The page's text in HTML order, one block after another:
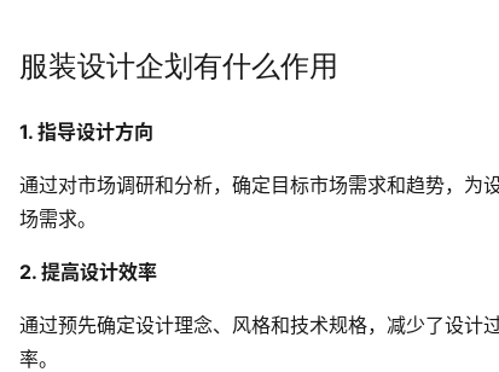
服装设计企划有什么作用
1. 指导设计方向
通过对市场调研和分析，确定目标市场需求和趋势，为
场需求。
2. 提高设计效率
通过预先确定设计理念、风格和技术规格，减少了设计
率。